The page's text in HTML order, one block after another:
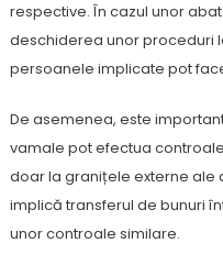
respective. În cazul unor
deschiderea unor proceduri
persoanele implicate pot
De asemenea, este
vamale pot efectua
doar la granițele externe ale
implică transferul de bunuri
unor controale similare.